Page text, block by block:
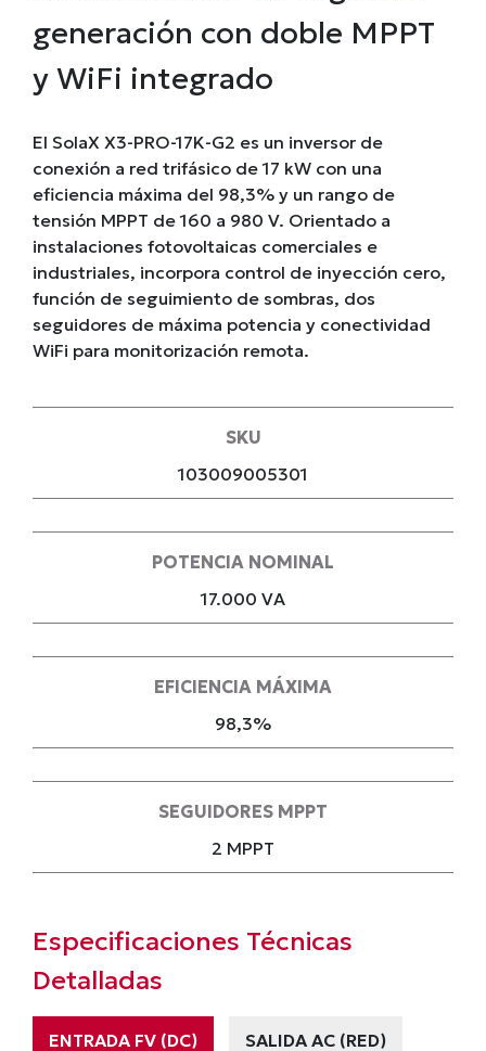
generación con doble MPPT
y WiFi integrado
El SolaX X3-PRO-17K-G2 es un inversor de
conexión a red trifásico de 17 kW con una
eficiencia máxima del 98,3% y un rango de
tensión MPPT de 160 a 980 V. Orientado a
instalaciones fotovoltaicas comerciales e
industriales, incorpora control de inyección cero,
función de seguimiento de sombras, dos
seguidores de máxima potencia y conectividad
WiFi para monitorización remota.
SKU
103009005301
POTENCIA NOMINAL
17.000 VA
EFICIENCIA MÁXIMA
98,3%
SEGUIDORES MPPT
2 MPPT
Especificaciones Técnicas
Detalladas
ENTRADA FV (DC) SALIDA AC (RED)